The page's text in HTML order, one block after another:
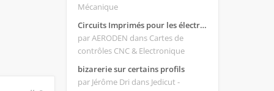
Mécanique
Circuits Imprimés pour les électroniques:
par AERODEN dans Cartes de
contrôles CNC & Electronique
bizarerie sur certains profils
par Jérôme Dri dans Jedicut -